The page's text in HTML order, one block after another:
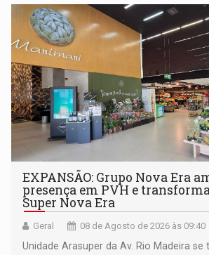
EXPANSÃO: Grupo Nova Era
presença em PVH e
Super Nova Era
Geral 08 de Agosto de 2026 às 09:40
Unidade Arasuper da Av. Rio Madeira se